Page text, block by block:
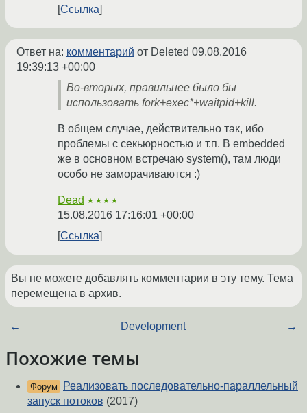
Ссылка
Ответ на: комментарий от Deleted 09.08.2016
19:39:13 +00:00
Во-вторых, правильнее было бы
использовать fork+exec*+waitpid+kill.
В общем случае, действительно так, ибо
проблемы с секьюрностью и т.п. В embedded
же в основном встречаю system(), там люди
особо не заморачиваются :)
Dead ★★★★
15.08.2016 17:16:01 +00:00
Ссылка
Вы не можете добавлять комментарии в эту тему. Тема
перемещена в архив.
← Development →
Похожие темы
Форум
Реализовать последовательно-параллельный
запуск потоков (2017)